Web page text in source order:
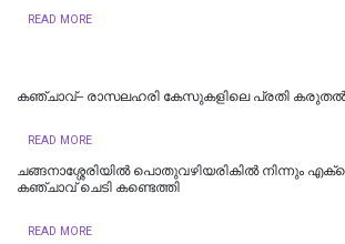
READ MORE
കഞ്ചാവ്– രാസലഹരി കേസുകളിലെ പ്രതി കരുതൽ
READ MORE
ചങ്ങനാശ്ശേരിയിൽ പൊതുവഴിയരികിൽ നിന്നും
കഞ്ചാവ് ചെടി കണ്ടെത്തി
READ MORE